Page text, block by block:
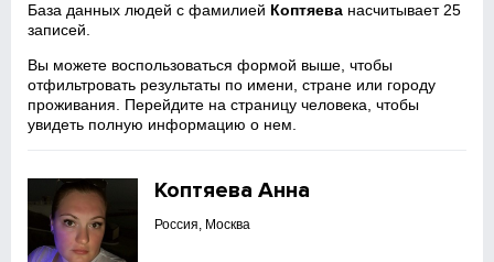
База данных людей с фамилией Коптяева насчитывает 25
записей.
Вы можете воспользоваться формой выше, чтобы
отфильтровать результаты по имени, стране или городу
проживания. Перейдите на страницу человека, чтобы
увидеть полную информацию о нем.
Коптяева Анна
Россия, Москва